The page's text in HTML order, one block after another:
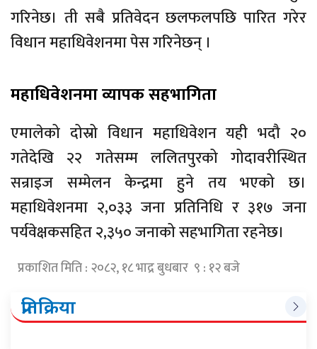
गरिनेछ। ती सबै प्रतिवेदन छलफलपछि पारित गरेर
विधान महाधिवेशनमा पेस गरिनेछन् ।
महाधिवेशनमा व्यापक सहभागिता
एमालेको दोस्रो विधान महाधिवेशन यही भदौ २०
गतेदेखि २२ गतेसम्म ललितपुरको गोदावरीस्थित
सन्राइज सम्मेलन केन्द्रमा हुने तय भएको छ।
महाधिवेशनमा २,०३३ जना प्रतिनिधि र ३१७ जना
पर्यवेक्षकसहित २,३५० जनाको सहभागिता रहनेछ।
प्रकाशित मिति : २०८२, १८ भाद्र बुधबार ९ : १२ बजे
प्रतिक्रिया